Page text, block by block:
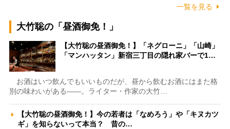
一覧を見る
大竹聡の「昼酒御免！」
【大竹聡の昼酒御免！】「ネグローニ」「山崎」
「マンハッタン」新宿三丁目の隠れ家バーで1…
お酒はいつ飲んでもいいものだが、昼から飲むお酒にはまた格
別の味わいがある――。ライター・作家の大竹…
【大竹聡の昼酒御免！】今の若者は「なめろう」や「キヌカツ
ギ」を知らないって本当？ 昔の…